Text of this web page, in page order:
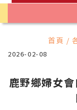
首頁 /
2026-02-08
鹿野鄉婦女